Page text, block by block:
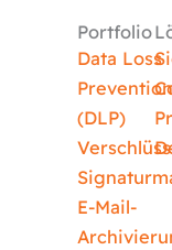
Portfolio
Data Loss
Prevention
(DLP)
E-Mail-